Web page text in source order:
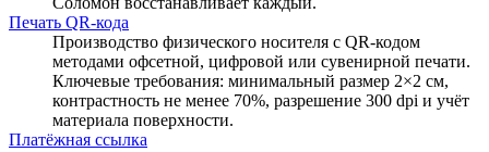
Печать QR-кода
Производство физического носителя с QR-кодом
методами офсетной, цифровой или сувенирной печати.
Ключевые требования: минимальный размер 2×2 см,
контрастность не менее 70%, разрешение 300 dpi и учёт
материала поверхности.
Платёжная ссылка